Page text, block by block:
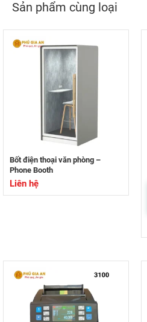
Sản phẩm cùng loại
Bốt điện thoại văn phòng –
Phone Booth
Liên hệ